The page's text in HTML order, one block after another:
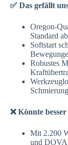
✅ Das gefällt
Oregon-
Standard
Softstart
Robustes
Schmierung
❌ Könnte besser
Mit 2.200
und